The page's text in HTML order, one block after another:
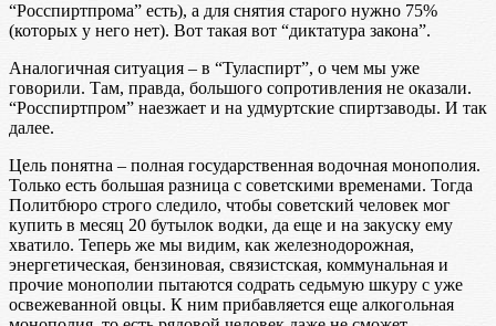
“Росспиртпрома” есть), а для снятия старого нужно 75%
(которых у него нет). Вот такая вот “диктатура закона”.
Аналогичная ситуация – в “Туласпирт”, о чем мы уже
говорили. Там, правда, большого сопротивления не оказали.
“Росспиртпром” наезжает и на удмуртские спиртзаводы. И так
далее.
Цель понятна – полная государственная водочная монополия.
Только есть большая разница с советскими временами. Тогда
Политбюро строго следило, чтобы советский человек мог
купить в месяц 20 бутылок водки, да еще и на закуску ему
хватило. Теперь же мы видим, как железнодорожная,
энергетическая, бензиновая, связистская, коммунальная и
прочие монополии пытаются содрать седьмую шкуру с уже
освежеванной овцы. К ним прибавляется еще алкогольная